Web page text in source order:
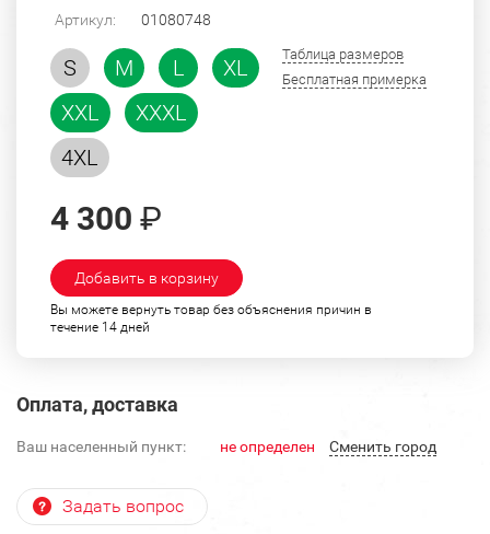
Артикул: 01080748
S M L
XL
XXL
XXXL
4XL
Таблица размеров
Бесплатная примерка
4 300 ₽
Добавить в корзину
Вы можете вернуть товар без объяснения причин в
течение 14 дней
Оплата, доставка
Ваш населенный пункт: не определен Cменить город
Задать вопрос